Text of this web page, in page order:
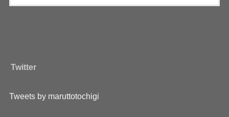
Twitter
Tweets by maruttotochigi